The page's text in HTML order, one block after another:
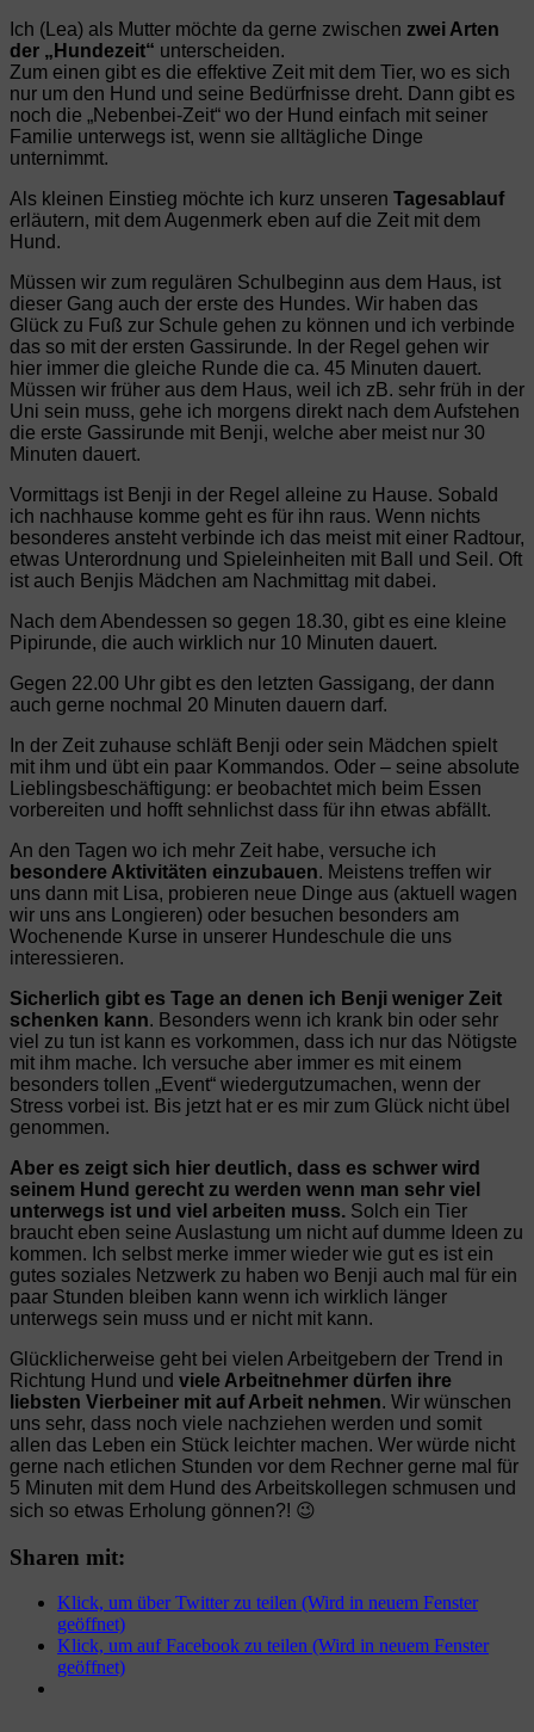
Ich (Lea) als Mutter möchte da gerne zwischen zwei Arten
der „Hundezeit“ unterscheiden.
Zum einen gibt es die effektive Zeit mit dem Tier, wo es sich
nur um den Hund und seine Bedürfnisse dreht. Dann gibt es
noch die „Nebenbei-Zeit“ wo der Hund einfach mit seiner
Familie unterwegs ist, wenn sie alltägliche Dinge
unternimmt.
Als kleinen Einstieg möchte ich kurz unseren Tagesablauf
erläutern, mit dem Augenmerk eben auf die Zeit mit dem
Hund.
Müssen wir zum regulären Schulbeginn aus dem Haus, ist
dieser Gang auch der erste des Hundes. Wir haben das
Glück zu Fuß zur Schule gehen zu können und ich verbinde
das so mit der ersten Gassirunde. In der Regel gehen wir
hier immer die gleiche Runde die ca. 45 Minuten dauert.
Müssen wir früher aus dem Haus, weil ich zB. sehr früh in der
Uni sein muss, gehe ich morgens direkt nach dem Aufstehen
die erste Gassirunde mit Benji, welche aber meist nur 30
Minuten dauert.
Vormittags ist Benji in der Regel alleine zu Hause. Sobald
ich nachhause komme geht es für ihn raus. Wenn nichts
besonderes ansteht verbinde ich das meist mit einer Radtour,
etwas Unterordnung und Spieleinheiten mit Ball und Seil. Oft
ist auch Benjis Mädchen am Nachmittag mit dabei.
Nach dem Abendessen so gegen 18.30, gibt es eine kleine
Pipirunde, die auch wirklich nur 10 Minuten dauert.
Gegen 22.00 Uhr gibt es den letzten Gassigang, der dann
auch gerne nochmal 20 Minuten dauern darf.
In der Zeit zuhause schläft Benji oder sein Mädchen spielt
mit ihm und übt ein paar Kommandos. Oder – seine absolute
Lieblingsbeschäftigung: er beobachtet mich beim Essen
vorbereiten und hofft sehnlichst dass für ihn etwas abfällt.
An den Tagen wo ich mehr Zeit habe, versuche ich
besondere Aktivitäten einzubauen. Meistens treffen wir
uns dann mit Lisa, probieren neue Dinge aus (aktuell wagen
wir uns ans Longieren) oder besuchen besonders am
Wochenende Kurse in unserer Hundeschule die uns
interessieren.
Sicherlich gibt es Tage an denen ich Benji weniger Zeit
schenken kann. Besonders wenn ich krank bin oder sehr
viel zu tun ist kann es vorkommen, dass ich nur das Nötigste
mit ihm mache. Ich versuche aber immer es mit einem
besonders tollen „Event“ wiedergutzumachen, wenn der
Stress vorbei ist. Bis jetzt hat er es mir zum Glück nicht übel
genommen.
Aber es zeigt sich hier deutlich, dass es schwer wird
seinem Hund gerecht zu werden wenn man sehr viel
unterwegs ist und viel arbeiten muss. Solch ein Tier
braucht eben seine Auslastung um nicht auf dumme Ideen zu
kommen. Ich selbst merke immer wieder wie gut es ist ein
gutes soziales Netzwerk zu haben wo Benji auch mal für ein
paar Stunden bleiben kann wenn ich wirklich länger
unterwegs sein muss und er nicht mit kann.
Glücklicherweise geht bei vielen Arbeitgebern der Trend in
Richtung Hund und viele Arbeitnehmer dürfen ihre
liebsten Vierbeiner mit auf Arbeit nehmen. Wir wünschen
uns sehr, dass noch viele nachziehen werden und somit
allen das Leben ein Stück leichter machen. Wer würde nicht
gerne nach etlichen Stunden vor dem Rechner gerne mal für
5 Minuten mit dem Hund des Arbeitskollegen schmusen und
sich so etwas Erholung gönnen?! 😉
Sharen mit:
Klick, um über Twitter zu teilen (Wird in neuem Fenster
geöffnet)
Klick, um auf Facebook zu teilen (Wird in neuem Fenster
geöffnet)